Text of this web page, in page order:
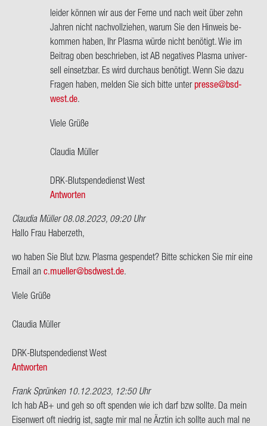
2000…
auf
Ich
hab
AB-​
negativ,
ich…
von
Hel­
Wen­
lei­der kön­nen wir aus der Ferne und nach weit über zehn
Jah­ren nicht nach­voll­zie­hen, warum Sie den Hin­weis be­
kom­men haben, Ihr Plas­ma würde nicht be­nö­tigt. Wie im
Bei­trag oben be­schrie­ben, ist AB ne­ga­ti­ves Plas­ma uni­ver­
sell ein­setz­bar. Es wird durch­aus be­nö­tigt. Wenn Sie dazu
Fra­gen haben, mel­den Sie sich bitte unterpres­se@bs­d­
west.de.
Viele Grüße
Clau­dia Mül­ler
DRK-​Blutspendedienst West
Antworten
Claudia Müller08.08.2023, 09:20 Uhr
Hallo Frau Ha­ber­zeth,
wo haben Sie Blut bzw. Plas­ma ge­spen­det? Bitte schi­cken Sie mir eine
Email an c.mu­el­ler@bs­d­west.de.
Viele Grüße
Clau­dia Mül­ler
DRK-​Blutspendedienst West
Antworten
Frank Sprünken10.12.2023, 12:50 Uhr
Ich hab AB+ und geh so oft spen­den wie ich darf bzw soll­te. Da mein
Ei­sen­wert oft nied­rig ist, sagte mir mal ne Ärz­tin ich soll­te auch mal ne